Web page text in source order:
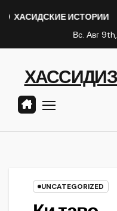
ИСТОРИИ
Вс. Авг
UNCATEGORIZED